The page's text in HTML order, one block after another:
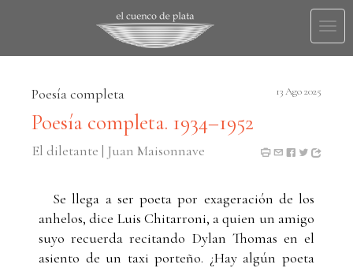
Poesía completa 13 Ago 2025
Poesía completa. 1934–1952
El diletante | Juan Maisonnave
Se llega a ser poeta por exageración de los
anhelos, dice Luis Chitarroni, a quien un amigo
suyo recuerda recitando Dylan Thomas en el
asiento de un taxi porteño. ¿Hay algún poeta